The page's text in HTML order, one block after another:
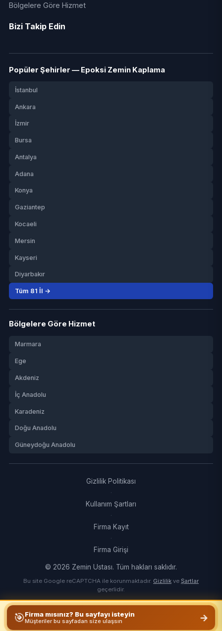
🎯Firma mısınız? Bu sayfayı isteyin
Müşteriler bu sayfadan size ulaşsın →
Bölgelere Göre Hizmet
Bizi Takip Edin
Popüler Şehirler — Epoksi Zemin Kaplama
İstanbul
Ankara
İzmir
Bursa
Antalya
Adana
Konya
Gaziantep
Kocaeli
Mersin
Kayseri
Diyarbakır
Tüm 81 İl →
Bölgelere Göre Hizmet
Marmara
Ege
Akdeniz
İç Anadolu
Karadeniz
Doğu Anadolu
Güneydoğu Anadolu
Gizlilik Politikası
·
Kullanım Şartları
·
Firma Kayıt
·
Firma Girişi
© 2026 Zemin Ustası. Tüm hakları saklıdır.
Bu site Google reCAPTCHA ile korunmaktadır. Gizlilik ve Şartlar
geçerlidir.